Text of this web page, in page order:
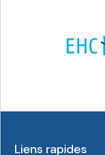
Liens rapides